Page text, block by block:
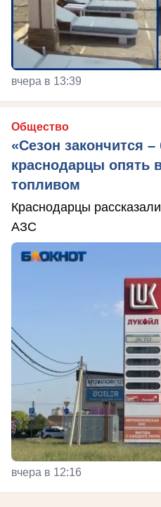
вчера в 13:39
Общество
«Сезон закончится –
краснодарцы опять
топливом
Краснодарцы
АЗС
вчера в 12:16